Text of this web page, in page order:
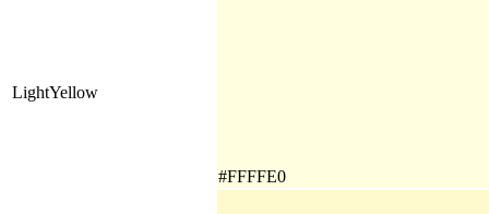
LightYellow
#FFFFE0